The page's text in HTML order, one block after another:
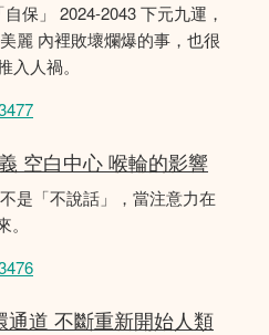
保」 2024-2043 下元九運，
麗 內裡敗壞爛爆的事，也很
人禍。
空白中心 喉輪的影響
是「不說話」，當注意力在
通道 不斷重新開始人類